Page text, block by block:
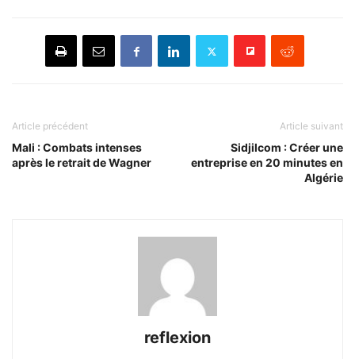
Article précédent
Mali : Combats intenses
après le retrait de Wagner
Article suivant
Sidjilcom : Créer une
entreprise en 20 minutes en
Algérie
reflexion